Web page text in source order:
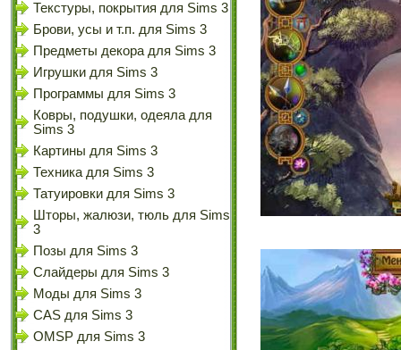
Текстуры, покрытия для Sims 3
Брови, усы и т.п. для Sims 3
Предметы декора для Sims 3
Игрушки для Sims 3
Программы для Sims 3
Ковры, подушки, одеяла для
Sims 3
Картины для Sims 3
Техника для Sims 3
Татуировки для Sims 3
Шторы, жалюзи, тюль для Sims
3
Позы для Sims 3
Слайдеры для Sims 3
Моды для Sims 3
CAS для Sims 3
OMSP для Sims 3